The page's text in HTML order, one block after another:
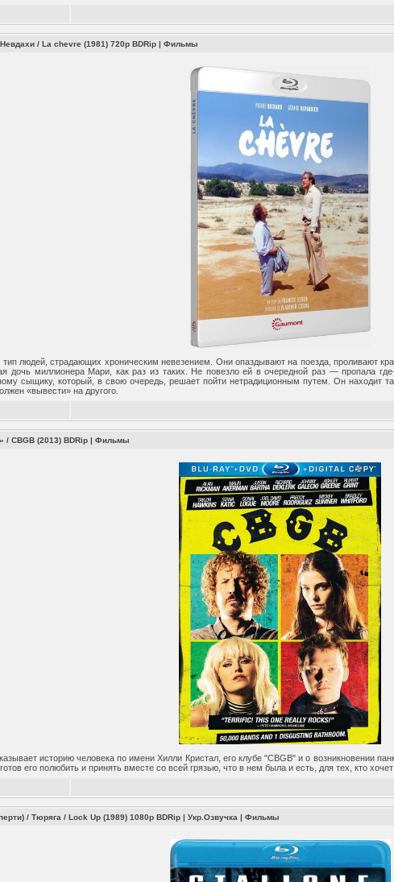
/ La chevre (1981) 720p BDRip |Фильмы
людей, страдающих хроническим невезением. Они опаздывают на поезда, проливают
дочь миллионера Мари, как раз из таких. Не повезло ей в очередной раз — пропала
сыщику, который, в свою очередь, решает пойти нетрадиционным путем. Он находит
«вывести» на другого.
/ CBGB (2013) BDRip |Фильмы
историю человека по имени Хилли Кристал, его клубе "CBGB" и о возникновении
его полюбить и принять вместе со всей грязью, что в нем была и есть, для тех, кто
/ Тюряга / Lock Up (1989) 1080p BDRip | Укр.Озвучка |Фильмы